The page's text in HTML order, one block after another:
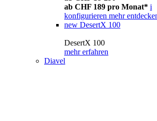
ab CHF 189 pro Monat* i
konfigurieren mehr
new DesertX 100
DesertX 100
mehr erfahren
Diavel